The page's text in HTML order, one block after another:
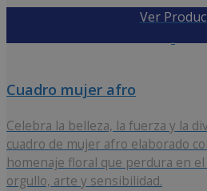
Ver
Cuadro mujer afro
Celebra la belleza, la fuerza y la
cuadro de mujer afro elaborado
homenaje floral que perdura en
orgullo, arte y sensibilidad.